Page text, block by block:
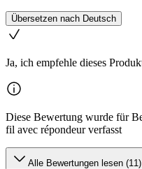
Übersetzen nach Deutsch
Ja, ich empfehle dieses
Diese Bewertung wurde für
fil avec répondeur verfasst
Alle Bewertungen lesen (11)